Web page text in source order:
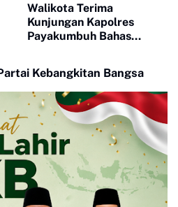
Walikota Terima
Kunjungan Kapolres
Payakumbuh Bahas
Kebangkitan Bangsa